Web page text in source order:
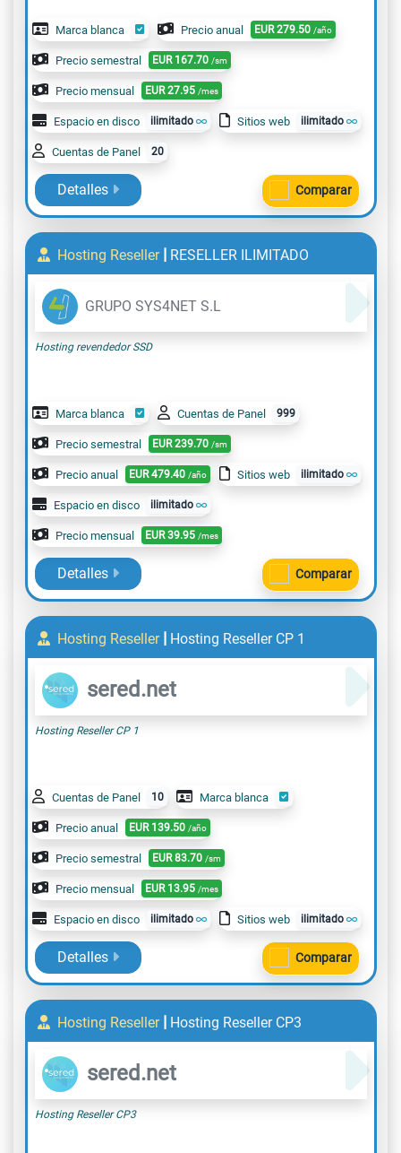
Marca blanca Precio anual EUR 279.50 /año
Precio semestral EUR 167.70 /sm
Precio mensual EUR 27.95 /mes
Espacio en disco ilimitado Sitios web ilimitado
Cuentas de Panel 20
Detalles Comparar
Hosting Reseller | RESELLER ILIMITADO
GRUPO SYS4NET S.L
Hosting revendedor SSD
Marca blanca Cuentas de Panel 999
Precio semestral EUR 239.70 /sm
Precio anual EUR 479.40 /año Sitios web ilimitado
Espacio en disco ilimitado
Precio mensual EUR 39.95 /mes
Detalles Comparar
Hosting Reseller | Hosting Reseller CP 1
sered.net
Hosting Reseller CP 1
Cuentas de Panel 10 Marca blanca
Precio anual EUR 139.50 /año
Precio semestral EUR 83.70 /sm
Precio mensual EUR 13.95 /mes
Espacio en disco ilimitado Sitios web ilimitado
Detalles Comparar
Hosting Reseller | Hosting Reseller CP3
sered.net
Hosting Reseller CP3